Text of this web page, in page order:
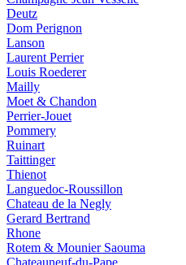
Deutz
Dom Perignon
Lanson
Laurent Perrier
Louis Roederer
Mailly
Moet & Chandon
Perrier-Jouet
Pommery
Ruinart
Taittinger
Thienot
Languedoc-Roussillon
Chateau de la Negly
Gerard Bertrand
Rhone
Rotem & Mounier Saouma
Chateauneuf-du-Pape